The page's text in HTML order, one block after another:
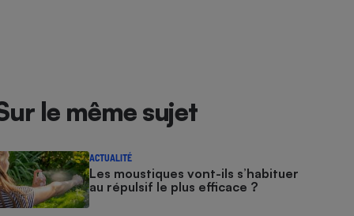
le même sujet
ACTUALITÉ
Les moustiques vont-ils s’habituer
au répulsif le plus efficace ?